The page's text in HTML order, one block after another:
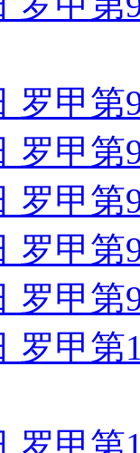
罗甲
罗甲
罗甲
罗甲
罗甲
罗甲
罗甲